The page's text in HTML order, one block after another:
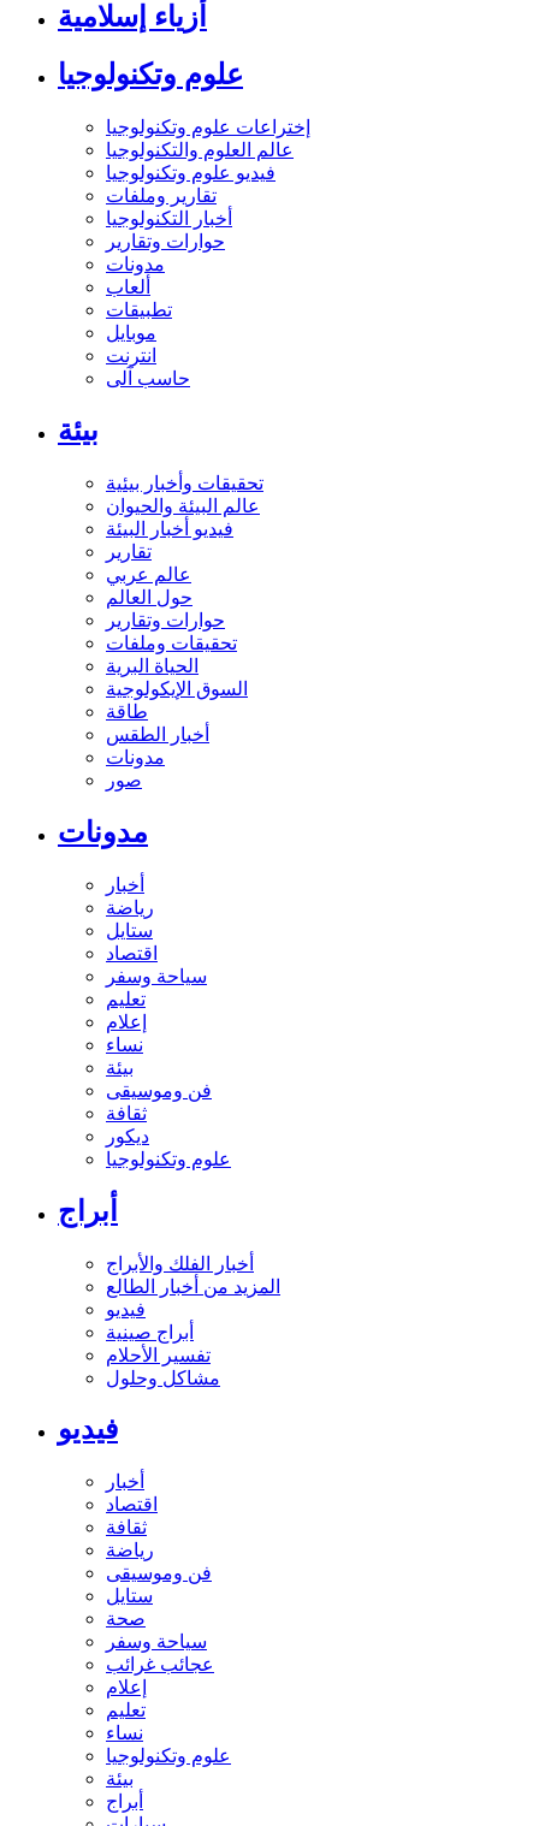
أزياء إسلامية
علوم وتكنولوجيا
إختراعات علوم وتكنولوجيا
عالم العلوم والتكنولوجيا
فيديو علوم وتكنولوجيا
تقارير وملفات
أخبار التكنولوجيا
حوارات وتقارير
مدونات
ألعاب
تطبيقات
موبايل
انترنت
حاسب آلى
بيئة
تحقيقات وأخبار بيئية
عالم البيئة والحيوان
فيديو أخبار البيئة
تقارير
عالم عربي
حول العالم
حوارات وتقارير
تحقيقات وملفات
الحياة البرية
السوق الإيكولوجية
طاقة
أخبار الطقس
مدونات
صور
مدونات
أخبار
رياضة
ستايل
اقتصاد
سياحة وسفر
تعليم
إعلام
نساء
بيئة
فن وموسيقى
ثقافة
ديكور
علوم وتكنولوجيا
أبراج
أخبار الفلك والأبراج
المزيد من أخبار الطالع
فيديو
أبراج صينية
تفسير الأحلام
مشاكل وحلول
فيديو
أخبار
اقتصاد
ثقافة
رياضة
فن وموسيقى
ستايل
صحة
سياحة وسفر
عجائب غرائب
إعلام
تعليم
نساء
علوم وتكنولوجيا
بيئة
أبراج